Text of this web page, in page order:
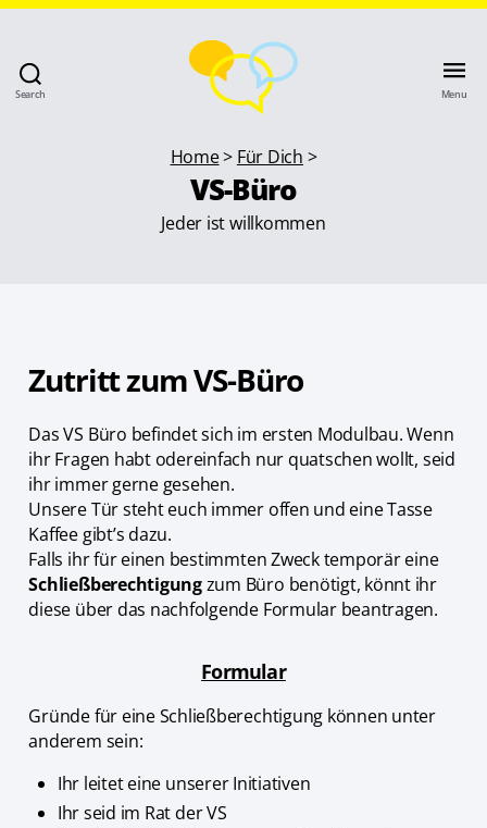
Search Menu
Home> Für Dich >
VS-Büro
Jeder ist willkommen
Zutritt zum VS-Büro
Das VS Büro befindet sich im ersten Modulbau. Wenn
ihr Fragen habt odereinfach nur quatschen wollt, seid
ihr immer gerne gesehen.
Unsere Tür steht euch immer offen und eine Tasse
Kaffee gibt’s dazu.
Falls ihr für einen bestimmten Zweck temporär eine
Schließberechtigungzum Büro benötigt, könnt ihr
diese über das nachfolgende Formular beantragen.
Formular
Gründe für eine Schließberechtigung können unter
anderem sein:
Ihr leitet eine unserer Initiativen
Ihr seid im Rat der VS